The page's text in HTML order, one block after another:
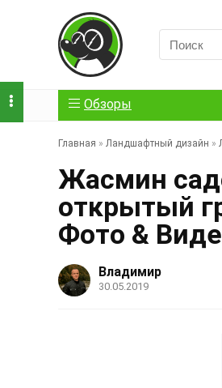
Обзоры
Главная » Ландшафтный дизайн »
Жасмин
открытый
Фото &
Владимир
30.05.2019